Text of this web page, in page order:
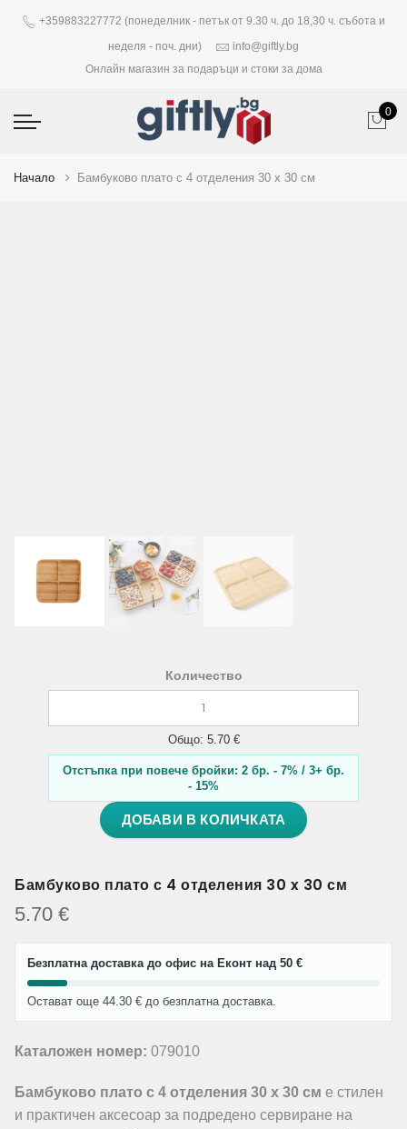
+359883227772 (понеделник - петък от 9.30 ч. до 18,30 ч. събота и
неделя - поч. дни)
info@giftly.bg
Онлайн магазин за подаръци и стоки за дома
0
Начало Бамбуково плато с 4 отделения 30 x 30 см
Количество
Общо: 5.70 €
Отстъпка при повече бройки: 2 бр. - 7% / 3+ бр.
- 15%
ДОБАВИ В КОЛИЧКАТА
Бамбуково плато с 4 отделения 30 x 30 см
5.70 €
Безплатна доставка до офис на Еконт над 50 €
Остават още 44.30 € до безплатна доставка.
Каталожен номер: 079010
Бамбуково плато с 4 отделения 30 x 30 см е стилен
и практичен аксесоар за подредено сервиране на